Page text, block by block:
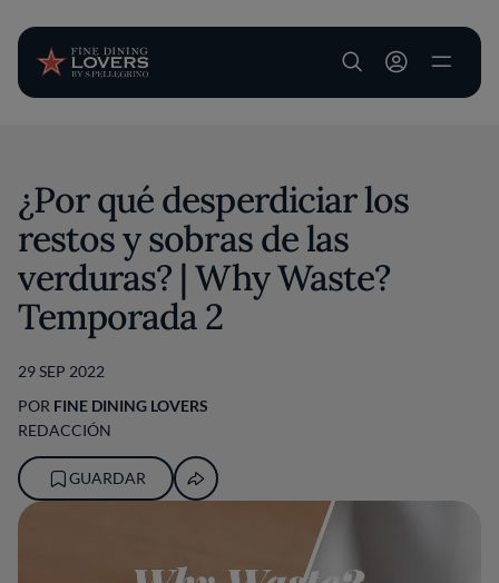
User account
¿Por qué desperdiciar los
restos y sobras de las
verduras? | Why Waste?
Temporada 2
29 SEP 2022
POR FINE DINING LOVERS
REDACCIÓN
GUARDAR